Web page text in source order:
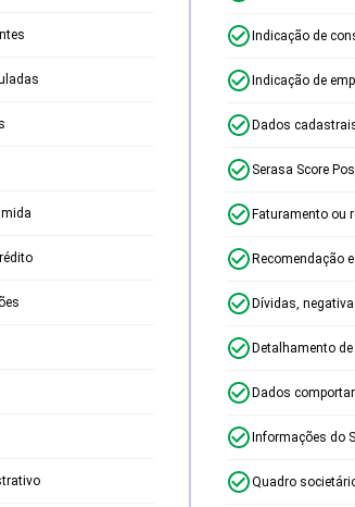
Indicação de
Indicação de
Dados
Serasa Score
Faturamento ou
Recomendação
Dívidas,
Detalhamento
Dados
Informações do
Quadro